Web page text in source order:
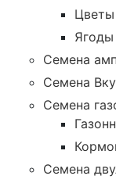
Цветы
Ягоды
Семена
Семена
Семена
Семена